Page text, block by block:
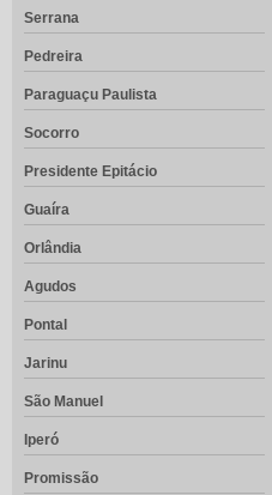
Serrana
Pedreira
Paraguaçu Paulista
Socorro
Presidente Epitácio
Guaíra
Orlândia
Agudos
Pontal
Jarinu
São Manuel
Iperó
Promissão